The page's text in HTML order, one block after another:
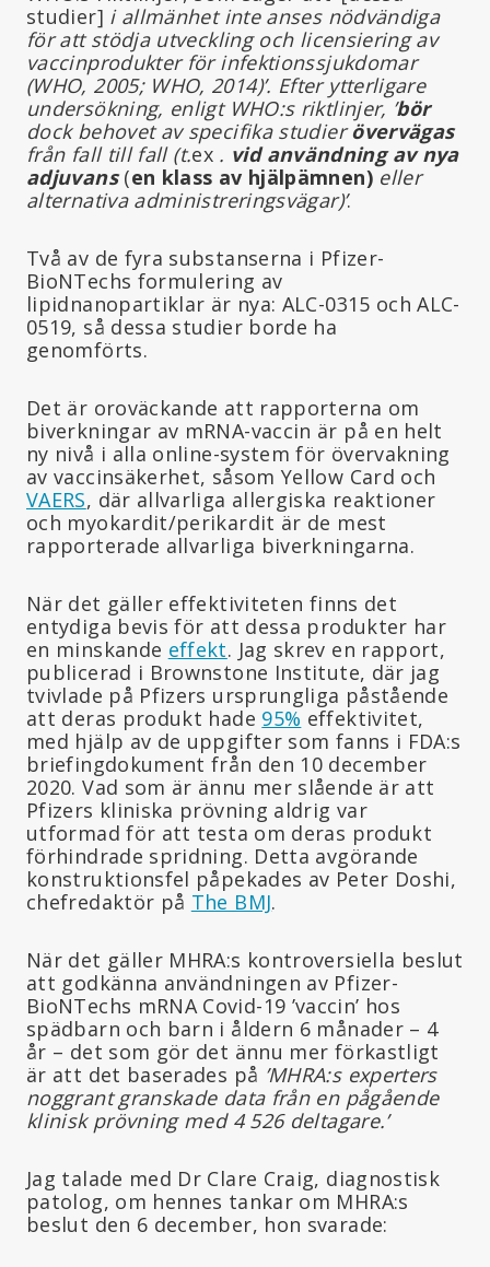
studier] i allmänhet inte anses nödvändiga
för att stödja utveckling och licensiering av
vaccinprodukter för infektionssjukdomar
(WHO, 2005; WHO, 2014)’. Efter ytterligare
undersökning, enligt WHO:s riktlinjer, ’bör
dock behovet av specifika studierövervägas
från fall till fall (t.ex . vid användning av nya
adjuvans(en klass av hjälpämnen) eller
alternativa administreringsvägar)’.
Två av de fyra substanserna i Pfizer-
BioNTechs formulering av
lipidnanopartiklar är nya: ALC-0315 och ALC-
0519, så dessa studier borde ha
genomförts.
Det är oroväckande att rapporterna om
biverkningar av mRNA-vaccin är på en helt
ny nivå i alla online-system för övervakning
av vaccinsäkerhet, såsom Yellow Card och
VAERS, där allvarliga allergiska reaktioner
och myokardit/perikardit är de mest
rapporterade allvarliga biverkningarna.
När det gäller effektiviteten finns det
entydiga bevis för att dessa produkter har
en minskande effekt. Jag skrev en rapport,
publicerad i Brownstone Institute, där jag
tvivlade på Pfizers ursprungliga påstående
att deras produkt hade 95% effektivitet,
med hjälp av de uppgifter som fanns i FDA:s
briefingdokument från den 10 december
2020. Vad som är ännu mer slående är att
Pfizers kliniska prövning aldrig var
utformad för att testa om deras produkt
förhindrade spridning. Detta avgörande
konstruktionsfel påpekades av Peter Doshi,
chefredaktör på The BMJ.
När det gäller MHRA:s kontroversiella beslut
att godkänna användningen av Pfizer-
BioNTechs mRNA Covid-19 ’vaccin’ hos
spädbarn och barn i åldern 6 månader – 4
år – det som gör det ännu mer förkastligt
är att det baserades på ’MHRA:s experters
noggrant granskade data från en pågående
klinisk prövning med 4 526 deltagare.’
Jag talade med Dr Clare Craig, diagnostisk
patolog, om hennes tankar om MHRA:s
beslut den 6 december, hon svarade: